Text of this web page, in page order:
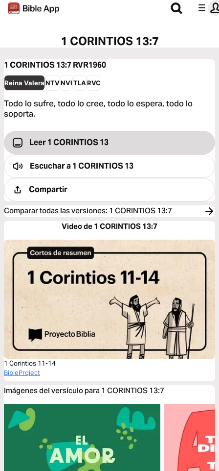
1 CORINTIOS 13:7
1 CORINTIOS 13:7 RVR1960
Reina ValeraNTVNVITLARVC
Todo lo sufre, todo lo cree, todo lo espera, todo lo
soporta.
Leer 1 CORINTIOS 13
Escuchar a1 CORINTIOS 13
Compartir
Comparar todas las versiones: 1 CORINTIOS 13:7
Video de 1 CORINTIOS 13:7
1 Corintios 11-14
BibleProject
Imágenes del versículo para 1 CORINTIOS 13:7